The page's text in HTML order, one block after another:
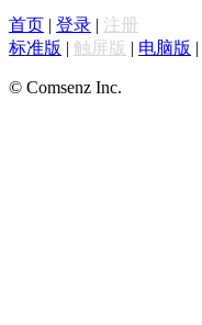
首页 | 登录 | 注册
标准版 | 触屏版 | 电脑版 |
© Comsenz Inc.